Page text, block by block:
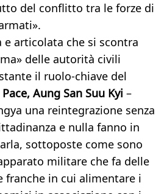
del conflitto tra le forze di
e articolata che si scontra
delle autorità civili
il ruolo-chiave del
Aung San Suu Kyi –
una reintegrazione senza
e nulla fanno in
sottoposte come sono
militare che fa delle
franche in cui alimentare i